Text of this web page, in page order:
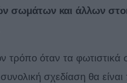
σωμάτων και άλλων
τρόπο όταν τα φωτιστικά
σχεδίαση θα είναι